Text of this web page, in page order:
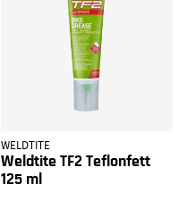
WELDTITE
Weldtite TF2 Teflonfett
125 ml